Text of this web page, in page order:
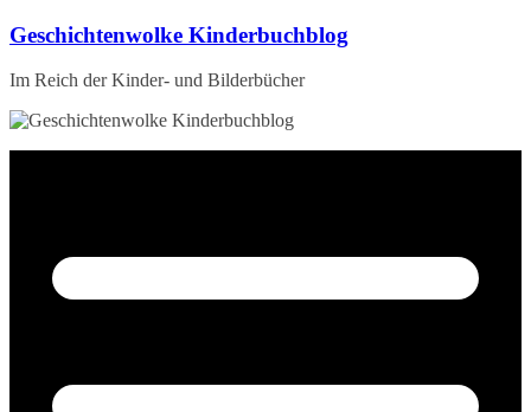
Zum
springen
Geschichtenwolke Kinderbuchblog
Im Reich der Kinder- und Bilderbücher